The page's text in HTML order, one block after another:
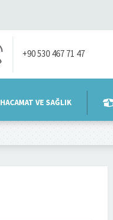
+90 530 467 71 47
HACAMAT VE SAĞLIK